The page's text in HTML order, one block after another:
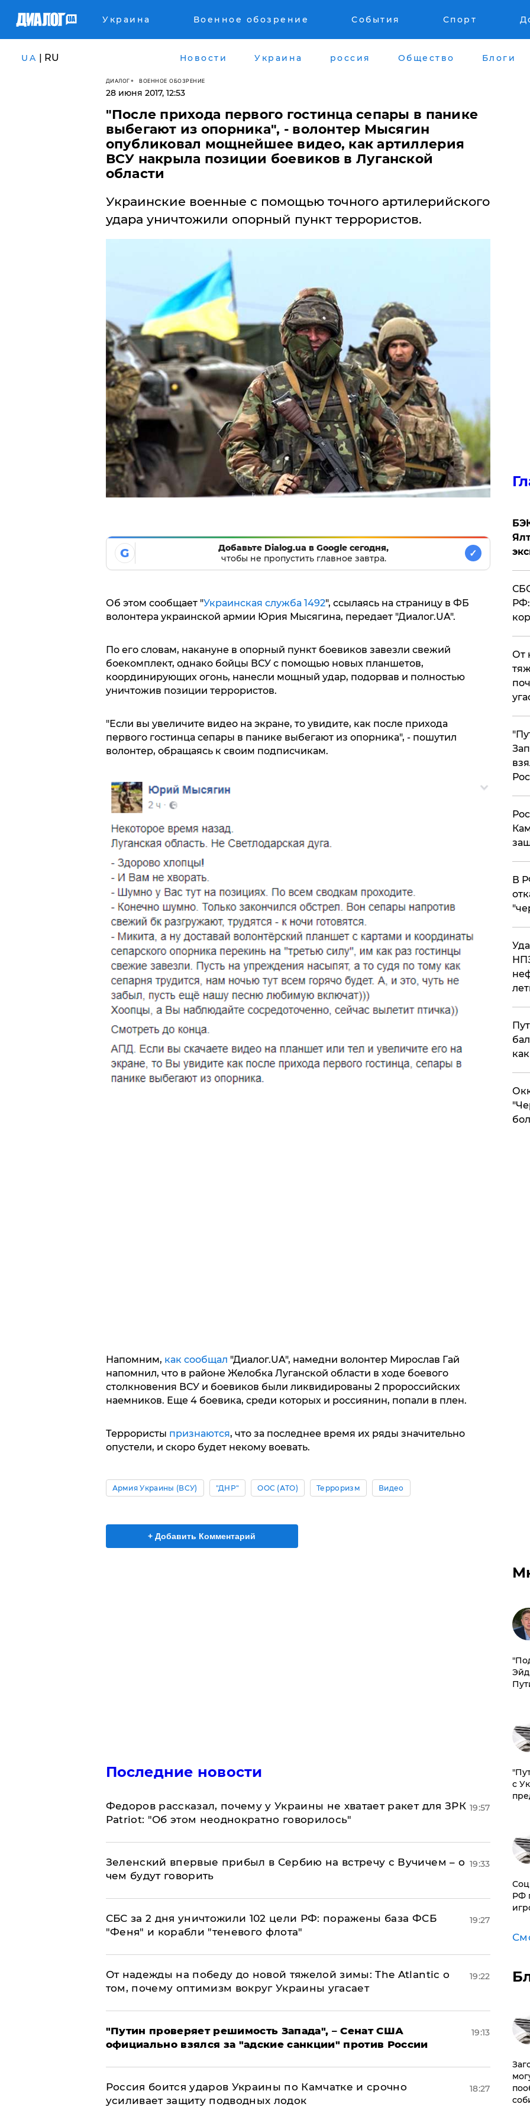
Украина Военное обозрение События Спорт
UA | RU Новости Украина россия Общество Блоги
ДИАЛОГ ВОЕННОЕ ОБОЗРЕНИЕ
28 июня 2017, 12:53
"После прихода первого гостинца сепары в панике
выбегают из опорника", - волонтер Мысягин
опубликовал мощнейшее видео, как артиллерия
ВСУ накрыла позиции боевиков в Луганской
области
Украинские военные с помощью точного артилерийского
удара уничтожили опорный пункт террористов.
G
Добавьте Dialog.ua в Google сегодня,
чтобы не пропустить главное завтра.
✓
Об этом сообщает "Украинская служба 1492", ссылаясь на страницу в ФБ
волонтера украинской армии Юрия Мысягина, передает "Диалог.UA".
По его словам, накануне в опорный пункт боевиков завезли свежий
боекомплект, однако бойцы ВСУ с помощью новых планшетов,
координирующих огонь, нанесли мощный удар, подорвав и полностью
уничтожив позиции террористов.
"Если вы увеличите видео на экране, то увидите, как после прихода
первого гостинца сепары в панике выбегают из опорника", - пошутил
волонтер, обращаясь к своим подписчикам.
Напомним, как сообщал "Диалог.UA", намедни волонтер Мирослав Гай
напомнил, что в районе Желобка Луганской области в ходе боевого
столкновения ВСУ и боевиков были ликвидированы 2 пророссийских
наемников. Еще 4 боевика, среди которых и россиянин, попали в плен.
Террористы признаются, что за последнее время их ряды значительно
опустели, и скоро будет некому воевать.
Армия Украины (ВСУ) "ДНР" ООС (АТО) Терроризм Видео
+ Добавить Комментарий
Последние новости
Федоров рассказал, почему у Украины не хватает ракет для ЗРК
Patriot: "Об этом неоднократно говорилось"
19:57
Зеленский впервые прибыл в Сербию на встречу с Вучичем – о
чем будут говорить
19:33
СБС за 2 дня уничтожили 102 цели РФ: поражены база ФСБ
"Феня" и корабли "теневого флота"
19:27
От надежды на победу до новой тяжелой зимы: The Atlantic о
том, почему оптимизм вокруг Украины угасает
19:22
"Путин проверяет решимость Запада", – Сенат США
официально взялся за "адские санкции" против России
19:13
Россия боится ударов Украины по Камчатке и срочно
усиливает защиту подводных лодок
18:27
От
​В
с
РФ